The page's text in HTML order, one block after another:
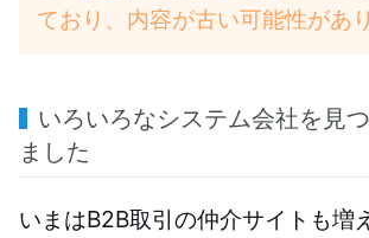
ており、内容が古い可能性があ
いろいろなシステム会社を見
ました
いまはB2B取引の仲介サイトも増